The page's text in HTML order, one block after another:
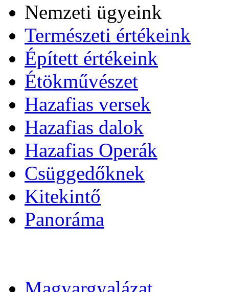
Nemzeti ügyeink
Természeti értékeink
Épített értékeink
Étökművészet
Hazafias versek
Hazafias dalok
Hazafias Operák
Csüggedőknek
Kitekintő
Panoráma